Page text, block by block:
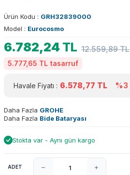
Ürün Kodu : GRH32839000
Model : Eurocosmo
6.782,24 TL 12.559,89TL
5.777,65 TL tasarruf
Havale Fiyatı : 6.578,77 TL %3
Daha Fazla GROHE
Daha Fazla Bide Bataryası
Stokta var - Aynı gün kargo
ADET